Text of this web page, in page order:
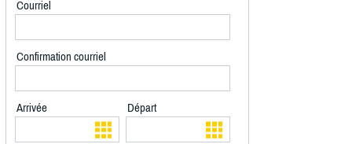
Courriel
Confirmation courriel
Arrivée Départ